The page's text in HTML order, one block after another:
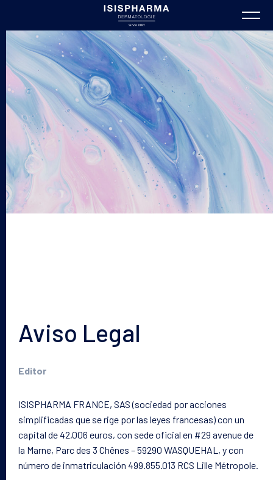
Aviso Legal
Editor
ISISPHARMA FRANCE, SAS (sociedad por acciones
simplificadas que se rige por las leyes francesas) con un
capital de 42,006 euros, con sede oficial en #29 avenue de
la Marne, Parc des 3 Chênes – 59290 WASQUEHAL, y con
número de inmatriculación 499.855.013 RCS Lille Métropole.